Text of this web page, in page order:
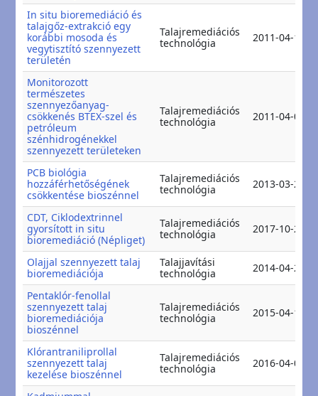
In situ bioremediáció és
talajgőz-extrakció egy
korábbi mosoda és
vegytisztító szennyezett
területén
Talajremediációs
technológia
2011-04-17
Monitorozott
természetes
szennyezőanyag-
csökkenés BTEX-szel és
petróleum
szénhidrogénekkel
szennyezett területeken
Talajremediációs
technológia
2011-04-02
PCB biológia
hozzáférhetőségének
csökkentése bioszénnel
Talajremediációs
technológia
2013-03-27
CDT, Ciklodextrinnel
gyorsított in situ
bioremediáció (Népliget)
Talajremediációs
technológia
2017-10-28
Olajjal szennyezett talaj
bioremediációja
Talajjavítási
technológia
2014-04-20
Pentaklór-fenollal
szennyezett talaj
bioremediációja
bioszénnel
Talajremediációs
technológia
2015-04-15
Klórantraniliprollal
szennyezett talaj
kezelése bioszénnel
Talajremediációs
technológia
2016-04-01